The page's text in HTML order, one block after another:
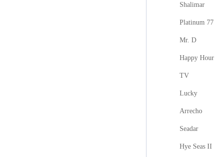
Shalimar
Platinum 77
Mr. D
Happy Hour
TV
Lucky
Arrecho
Seadar
Hye Seas II